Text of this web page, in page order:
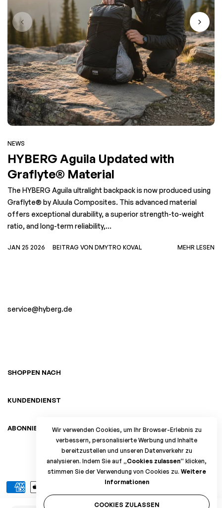
NEWS
HYBERG Aguila Updated with
Graflyte® Material
The HYBERG Aguila ultralight backpack is now produced using
Graflyte® by Aluula Composites. This advanced material
offers exceptional durability, a superior strength-to-weight
ratio, and long-term reliability,...
JAN 25 2026 BEITRAG VON DMYTRO KOVAL MEHR LESEN
service@hyberg.de
SHOPPEN NACH
KUNDENDIENST
ABONNIEREN SIE DEN NEWSLETTER
©2017 HYBERG.DE Hergestellte ultraleichte
Rucksackausrüstung
Wir verwenden Cookies, um Ihr Browser-Erlebnis zu
verbessern, personalisierte Werbung und Inhalte
bereitzustellen und unseren Datenverkehr zu
analysieren. Indem Sie auf „Cookies zulassen“ klicken,
stimmen Sie der Verwendung von Cookies zu. Weitere
Informationen
COOKIES ZULASSEN